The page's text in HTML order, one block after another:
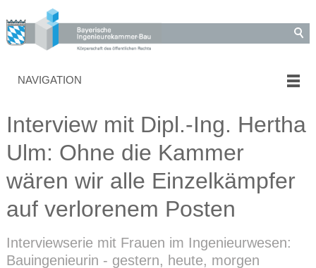
NAVIGATION
Interview mit Dipl.-Ing. Hertha
Ulm: Ohne die Kammer
wären wir alle Einzelkämpfer
auf verlorenem Posten
Interviewserie mit Frauen im Ingenieurwesen:
Bauingenieurin - gestern, heute, morgen